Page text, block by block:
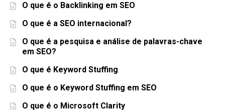
O que é o Backlinking em SEO
O que é a SEO internacional?
O que é a pesquisa e análise de palavras-chave
em SEO?
O que é Keyword Stuffing
O que é o Keyword Stuffing em SEO
O que é o Microsoft Clarity